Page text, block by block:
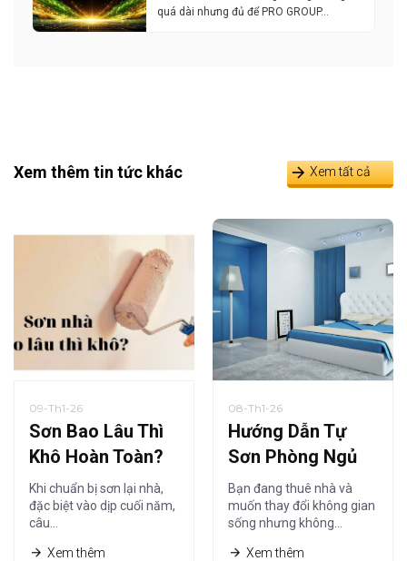
quá dài nhưng đủ để PRO GROUP…
Xem thêm tin tức khác Xem tất cả
09-Th1-26
Sơn Bao Lâu Thì
Khô Hoàn Toàn?
Thời Gian Khô
Sơn Nội Thất Chi
Tiết Nhất
Khi chuẩn bị sơn lại nhà,
đặc biệt vào dịp cuối năm,
câu…
Xem thêm
08-Th1-26
Hướng Dẫn Tự
Sơn Phòng Ngủ
Tiết Kiệm Cho
Người Thuê Nhà
Bạn đang thuê nhà và
muốn thay đổi không gian
sống nhưng không…
Xem thêm